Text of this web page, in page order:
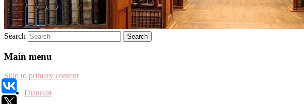
Search
Main menu
Skip to primary content
Главная